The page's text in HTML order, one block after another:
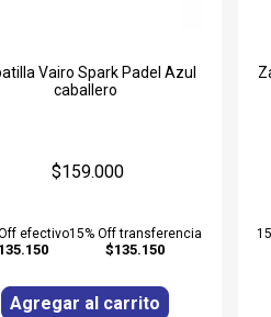
Vairo Spark Padel Azul
caballero
$159.000
efectivo15% Off transferencia
$135.150
Agregar al carrito